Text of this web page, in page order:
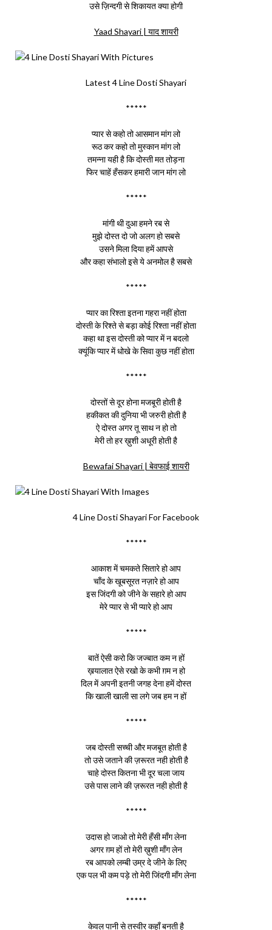
उसे ज़िन्दगी से शिकायत क्या होगी
Yaad Shayari | याद शायरी
Latest 4 Line Dosti Shayari
*****
प्यार से कहो तो आसमान मांग लो
रूठ कर कहो तो मुस्कान मांग लो
तमन्ना यही है कि दोस्ती मत तोड़ना
फिर चाहें हँसकर हमारी जान मांग लो
*****
मांगी थी दुआ हमने रब से
मुझे दोस्त दो जो अलग हो सबसे
उसने मिला दिया हमें आपसे
और कहा संभालो इसे ये अनमोल है सबसे
*****
प्यार का रिश्ता इतना गहरा नहीं होता
दोस्ती के रिश्ते से बड़ा कोई रिश्ता नहीं होता
कहा था इस दोस्ती को प्यार में न बदलो
क्यूंकि प्यार में धोखे के सिवा कुछ नहीं होता
*****
दोस्तों से दूर होना मजबूरी होती है
हकीकत की दुनिया भी जरुरी होती है
ऐ दोस्त अगर तू साथ न हो तो
मेरी तो हर ख़ुशी अधूरी होती है
Bewafai Shayari | बेवफाई शायरी
4 Line Dosti Shayari For Facebook
*****
आकाश में चमकते सितारे हो आप
चाँद के खूबसूरत नज़ारे हो आप
इस जिंदगी को जीने के सहारे हो आप
मेरे प्यार से भी प्यारे हो आप
*****
बातें ऐसी करो कि जज्बात कम न हों
ख़यालात ऐसे रखो के कभी ग़म न हो
दिल में अपनी इतनी जगह देना हमें दोस्त
कि खाली खाली सा लगे जब हम न हों
*****
जब दोस्ती सच्ची और मजबूत होती है
तो उसे जताने की ज़रूरत नही होती है
चाहे दोस्त कितना भी दूर चला जाय
उसे पास लाने की ज़रूरत नही होती है
*****
उदास हो जाओ तो मेरी हँसी माँग लेना
अगर ग़म हों तो मेरी ख़ुशी माँग लेन
रब आपको लम्बी उम्र दे जीने के लिए
एक पल भी कम पड़े तो मेरी जिंदगी माँग लेना
*****
केवल पानी से तस्वीर कहाँ बनती है